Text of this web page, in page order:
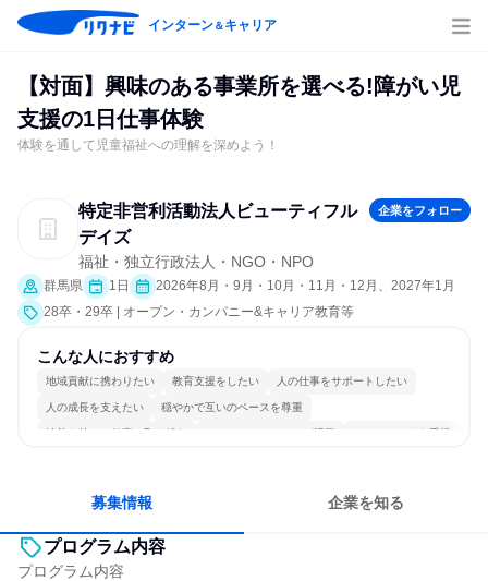
インターン＆キャリア
【対面】興味のある事業所を選べる!障がい児
支援の1日仕事体験
体験を通して児童福祉への理解を深めよう！
特定非営利活動法人ビューティフル
デイズ
企業をフォロー
福祉・独立行政法人・NGO・NPO
群馬県 1日
2026年8月・9月・10月・11月・12月、2027年1月
28卒・29卒 | オープン・カンパニー&キャリア教育等
こんな人におすすめ
地域貢献に携わりたい 教育支援をしたい 人の仕事をサポートしたい
人の成長を支えたい 穏やかで互いのペースを尊重
情熱を持って仕事に取り組む コミュニケーションが活発 チームワークを重視
募集情報 企業を知る
プログラム内容
プログラム内容